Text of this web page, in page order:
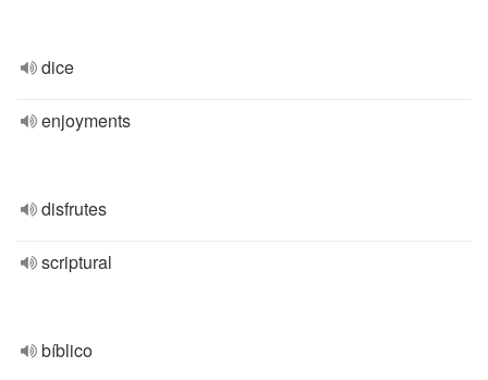
dice
enjoyments
disfrutes
scriptural
bíblico